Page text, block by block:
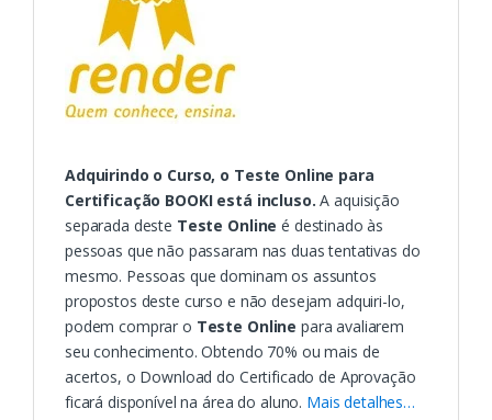
Adquirindo o Curso, o Teste Online para
Certificação BOOKI está incluso. A aquisição
separada deste Teste Online é destinado às
pessoas que não passaram nas duas tentativas do
mesmo. Pessoas que dominam os assuntos
propostos deste curso e não desejam adquiri-lo,
podem comprar o Teste Online para avaliarem
seu conhecimento. Obtendo 70% ou mais de
acertos, o Download do Certificado de Aprovação
ficará disponível na área do aluno. Mais detalhes…